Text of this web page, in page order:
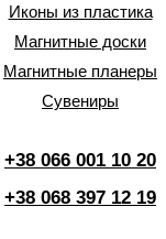
Иконы из пластика
Магнитные доски
Магнитные планеры
Сувениры
+38 066 001 10 20
+38 068 397 12 19